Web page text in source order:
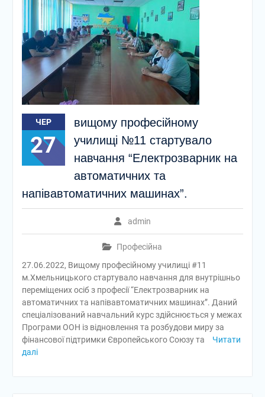
ЧЕР
27
вищому професійному
училищі №11 стартувало
навчання “Електрозварник на
автоматичних та
напівавтоматичних машинах”.
admin
Професійна
27.06.2022, Вищому професійному училищі #11
м.Хмельницького стартувало навчання для внутрішньо
переміщених осіб з професії “Електрозварник на
автоматичних та напівавтоматичних машинах”. Даний
спеціалізований навчальний курс здійснюється у межах
Програми ООН із відновлення та розбудови миру за
фінансової підтримки Європейського Союзу та
Читати
далі